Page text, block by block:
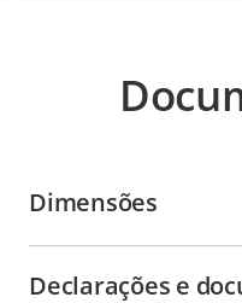
Dimensões
Declarações e